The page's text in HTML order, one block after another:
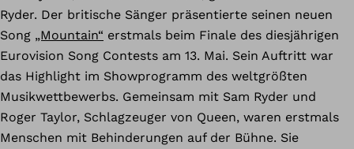
Ryder. Der britische Sänger präsentierte seinen neuen
Song „Mountain“ erstmals beim Finale des diesjährigen
Eurovision Song Contests am 13. Mai. Sein Auftritt war
das Highlight im Showprogramm des weltgrößten
Musikwettbewerbs. Gemeinsam mit Sam Ryder und
Roger Taylor, Schlagzeuger von Queen, waren erstmals
Menschen mit Behinderungen auf der Bühne. Sie